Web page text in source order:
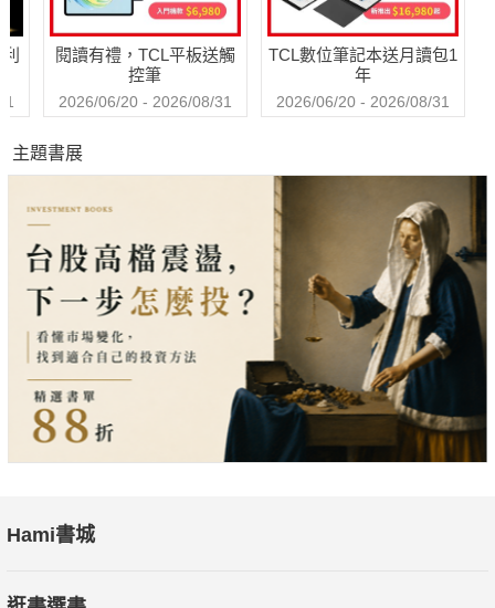
閱讀有禮，TCL平板送觸
控筆
2026/06/20 - 2026/08/31
TCL數位筆記本送月讀包1
年
2026/06/20 - 2026/08/31
主題書展
Hami書城